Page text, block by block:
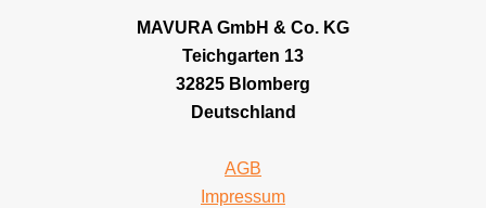
MAVURA GmbH & Co. KG
Teichgarten 13
32825 Blomberg
Deutschland
AGB
Impressum